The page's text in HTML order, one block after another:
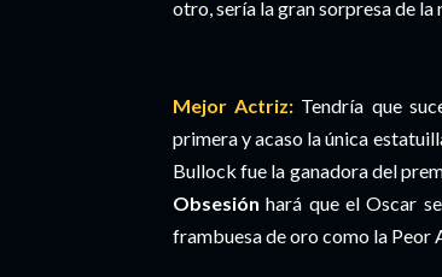
otro, sería la gran sorpresa de la
Mejor Actriz: Tendría que
primera y acaso la única
Bullock fue la ganadora del
Obsesión hará que el Oscar
frambuesa de oro como la Peor